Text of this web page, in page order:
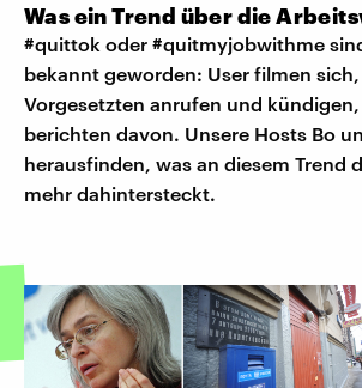
Was ein Trend über die
#quittok oder #quitmyjobwithme
bekannt geworden: User filmen
Vorgesetzten anrufen und
berichten davon. Unsere Hosts Bo
herausfinden, was an diesem Trend
mehr dahintersteckt.